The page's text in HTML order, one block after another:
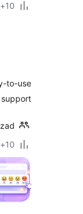
10+ نصب فعال
to-use
10+ نصب فعال